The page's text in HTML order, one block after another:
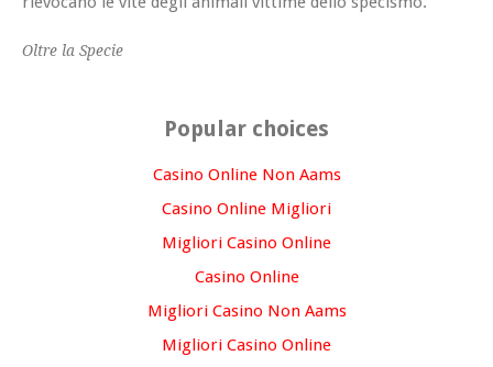
Oltre la Specie
Popular choices
Casino Online Non Aams
Casino Online Migliori
Migliori Casino Online
Casino Online
Migliori Casino Non Aams
Migliori Casino Online